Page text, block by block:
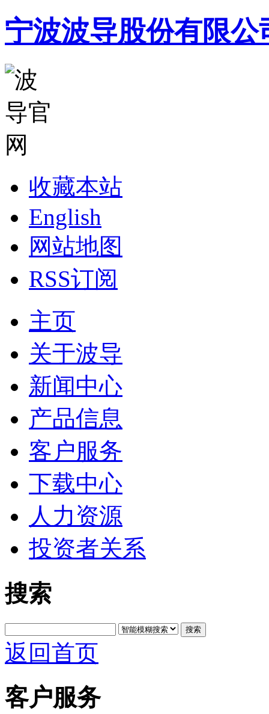
宁波波导股份有限公
收藏本站
English
网站地图
RSS订阅
主页
关于波导
新闻中心
产品信息
客户服务
下载中心
人力资源
投资者关系
搜索
搜索
返回首页
客户服务